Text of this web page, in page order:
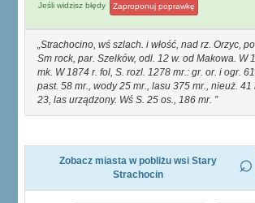
Jeśli widzisz błędy Zaproponuj poprawkę
Strachocino, wś szlach. i włość, nad rz. Orzyc,
Sm rock, par. Szelków, odl. 12 w. od Makowa. W
mk. W 1874 r. fol, S. rozl. 1278 mr.: gr. or. i ogr.
past. 58 mr., wody 25 mr., lasu 375 mr., nieuż.
23, las urządzony. Wś S. 25 os., 186 mr.
Zobacz miasta w pobliżu wsi Stary
Strachocin